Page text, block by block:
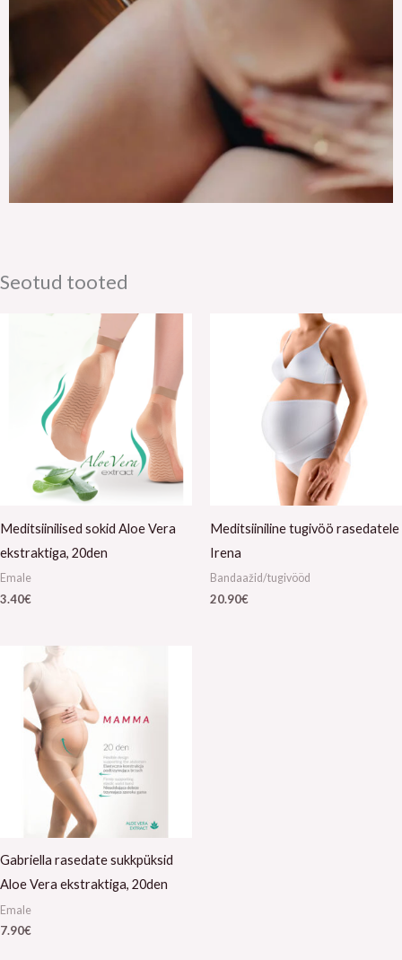
Seotud tooted
Meditsiinilised sokid Aloe Vera
ekstraktiga, 20den
Emale
3.40€
Meditsiiniline tugivöö rasedatele
Irena
Bandaažid/tugivööd
20.90€
Gabriella rasedate sukkpüksid
Aloe Vera ekstraktiga, 20den
Emale
7.90€